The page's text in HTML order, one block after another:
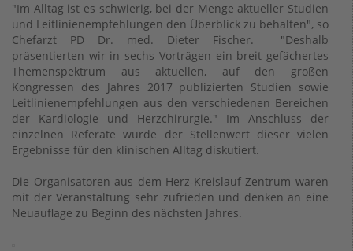
"Im Alltag ist es schwierig, bei der Menge aktueller Studien
und Leitlinienempfehlungen den Überblick zu behalten", so
Chefarzt PD Dr. med. Dieter Fischer. "Deshalb
präsentierten wir in sechs Vorträgen ein breit gefächertes
Themenspektrum aus aktuellen, auf den großen
Kongressen des Jahres 2017 publizierten Studien sowie
Leitlinienempfehlungen aus den verschiedenen Bereichen
der Kardiologie und Herzchirurgie." Im Anschluss der
einzelnen Referate wurde der Stellenwert dieser vielen
Ergebnisse für den klinischen Alltag diskutiert.
Die Organisatoren aus dem Herz-Kreislauf-Zentrum waren
mit der Veranstaltung sehr zufrieden und denken an eine
Neuauflage zu Beginn des nächsten Jahres.